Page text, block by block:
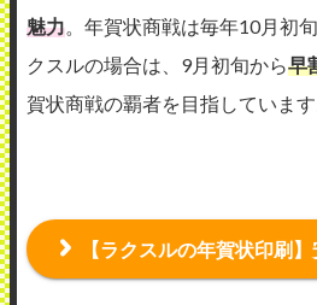
魅力。年賀状商戦は毎年10月初
クスルの場合は、9月初旬から早
賀状商戦の覇者を目指しています
【ラクスルの年賀状印刷